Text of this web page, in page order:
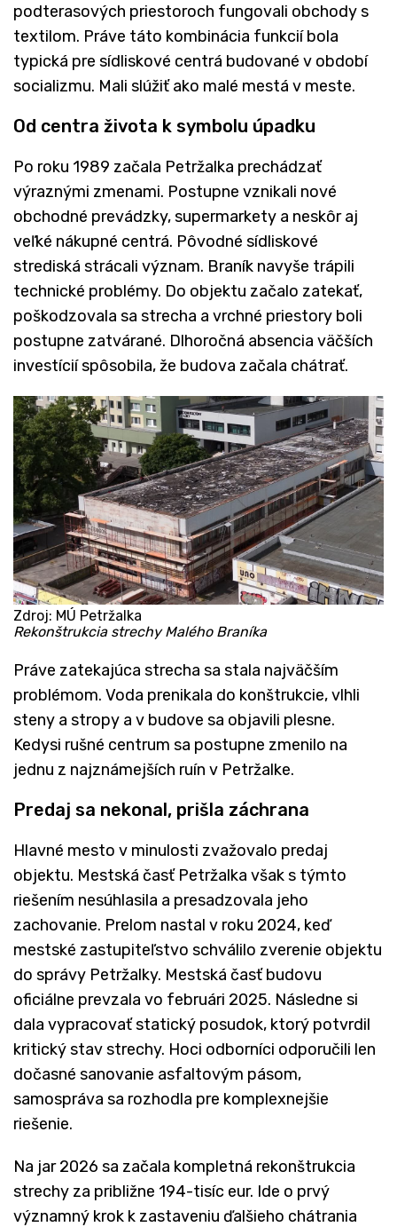
podterasových priestoroch fungovali obchody s
textilom. Práve táto kombinácia funkcií bola
typická pre sídliskové centrá budované v období
socializmu. Mali slúžiť ako malé mestá v meste.
Od centra života k symbolu úpadku
Po roku 1989 začala Petržalka prechádzať
výraznými zmenami. Postupne vznikali nové
obchodné prevádzky, supermarkety a neskôr aj
veľké nákupné centrá. Pôvodné sídliskové
strediská strácali význam. Braník navyše trápili
technické problémy. Do objektu začalo zatekať,
poškodzovala sa strecha a vrchné priestory boli
postupne zatvárané. Dlhoročná absencia väčších
investícií spôsobila, že budova začala chátrať.
Zdroj: MÚ Petržalka
Rekonštrukcia strechy Malého Braníka
Práve zatekajúca strecha sa stala najväčším
problémom. Voda prenikala do konštrukcie, vlhli
steny a stropy a v budove sa objavili plesne.
Kedysi rušné centrum sa postupne zmenilo na
jednu z najznámejších ruín v Petržalke.
Predaj sa nekonal, prišla záchrana
Hlavné mesto v minulosti zvažovalo predaj
objektu. Mestská časť Petržalka však s týmto
riešením nesúhlasila a presadzovala jeho
zachovanie. Prelom nastal v roku 2024, keď
mestské zastupiteľstvo schválilo zverenie objektu
do správy Petržalky. Mestská časť budovu
oficiálne prevzala vo februári 2025. Následne si
dala vypracovať statický posudok, ktorý potvrdil
kritický stav strechy. Hoci odborníci odporučili len
dočasné sanovanie asfaltovým pásom,
samospráva sa rozhodla pre komplexnejšie
riešenie.
Na jar 2026 sa začala kompletná rekonštrukcia
strechy za približne 194-tisíc eur. Ide o prvý
významný krok k zastaveniu ďalšieho chátrania